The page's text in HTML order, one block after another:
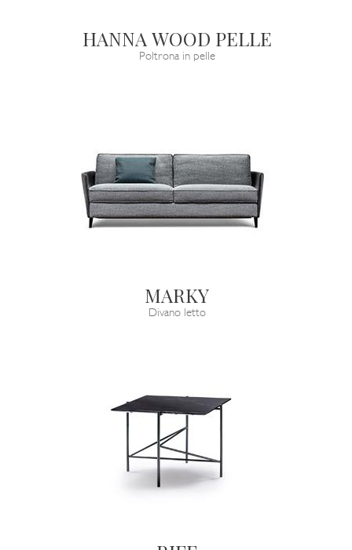
HANNA WOOD PELLE
Poltrona in pelle
MARKY
Divano letto